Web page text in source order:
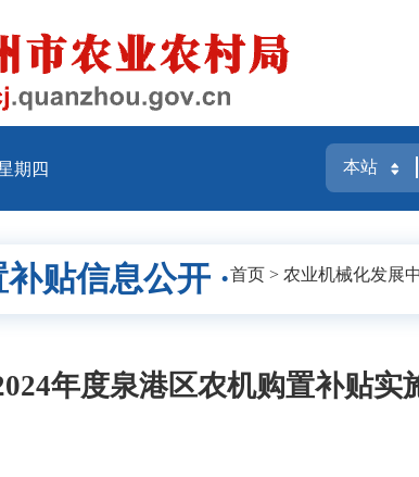
期四
贴信息公开 ·首页 >农业机械化发展
年度泉港区农机购置补贴